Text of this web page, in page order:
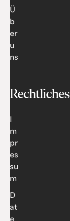
Ü
b
er
u
ns
Rechtliches
m
pr
es
su
m
D
at
e